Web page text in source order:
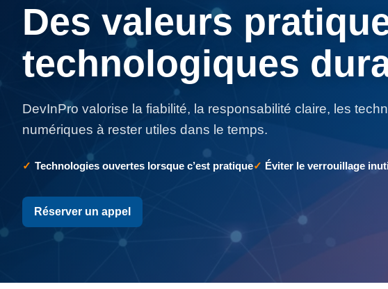
Des valeurs
technologiques
DevInPro valorise la fiabilité, la responsabilité claire, les
numériques à rester utiles dans le temps.
Technologies ouvertes lorsque c’est pratique Éviter le verrouillage
Réserver un appel